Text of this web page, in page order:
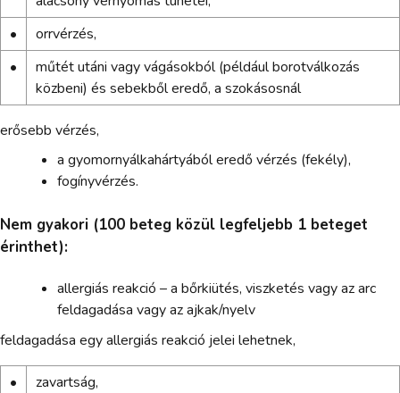
•
orrvérzés,
•
műtét utáni vagy vágásokból (például borotválkozás
közbeni) és sebekből eredő, a szokásosnál
erősebb vérzés,
a gyomornyálkahártyából eredő vérzés (fekély),
fogínyvérzés.
Nem gyakori (100 beteg közül legfeljebb 1 beteget
érinthet):
allergiás reakció – a bőrkiütés, viszketés vagy az arc
feldagadása vagy az ajkak/nyelv
feldagadása egy allergiás reakció jelei lehetnek,
•
zavartság,